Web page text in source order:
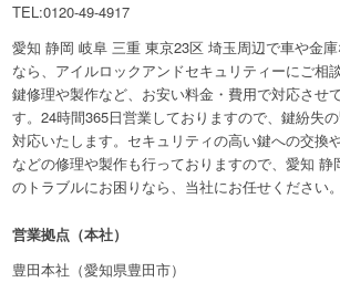
TEL:0120-49-4917
愛知 静岡 岐阜 三重 東京23区 埼玉周辺で車や金
なら、アイルロックアンドセキュリティーにご相
鍵修理や製作など、お安い料金・費用で対応させ
す。24時間365日営業しておりますので、鍵紛失
対応いたします。セキュリティの高い鍵への交換
などの修理や製作も行っておりますので、愛知
のトラブルにお困りなら、当社にお任せください。
営業拠点（本社）
豊田本社（愛知県豊田市）